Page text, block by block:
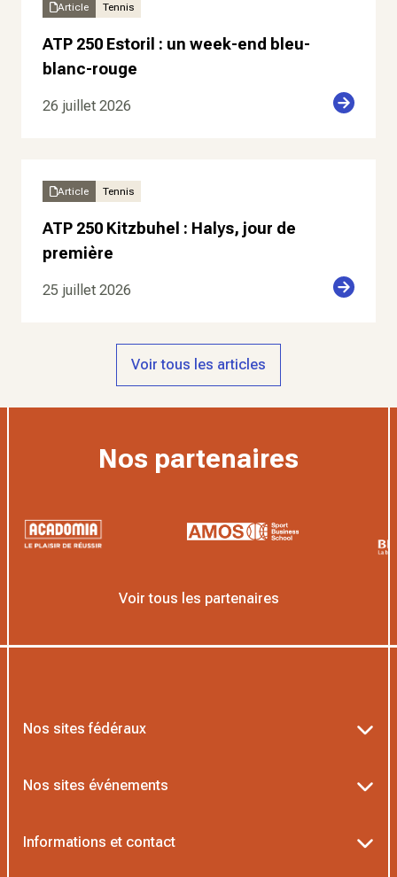
Article Tennis
ATP 250 Estoril : un week-end bleu-
blanc-rouge
26 juillet 2026
Article Tennis
ATP 250 Kitzbuhel : Halys, jour de
première
25 juillet 2026
Voir tous les articles
Nos partenaires
Voir tous les partenaires
Nos sites fédéraux
Nos sites événements
Informations et contact